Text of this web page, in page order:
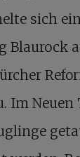
sich
Blaurock
Im Neuen